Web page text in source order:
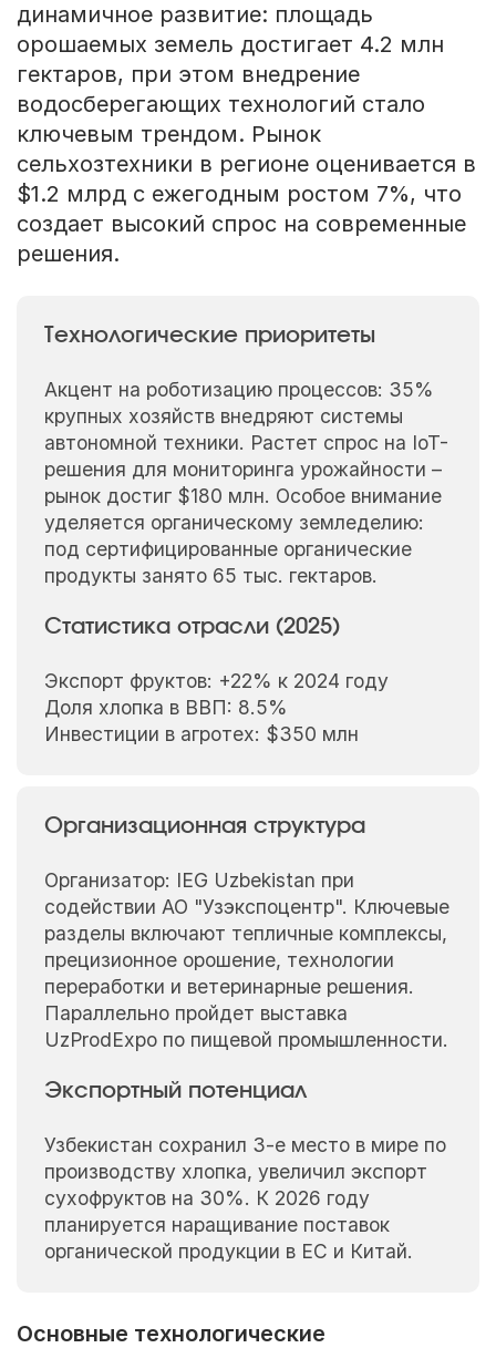
динамичное развитие: площадь
орошаемых земель достигает 4.2 млн
гектаров, при этом внедрение
водосберегающих технологий стало
ключевым трендом. Рынок
сельхозтехники в регионе оценивается в
$1.2 млрд с ежегодным ростом 7%, что
создает высокий спрос на современные
решения.
Технологические приоритеты
Акцент на роботизацию процессов: 35%
крупных хозяйств внедряют системы
автономной техники. Растет спрос на IoT-
решения для мониторинга урожайности –
рынок достиг $180 млн. Особое внимание
уделяется органическому земледелию:
под сертифицированные органические
продукты занято 65 тыс. гектаров.
Статистика отрасли (2025)
Экспорт фруктов: +22% к 2024 году
Доля хлопка в ВВП: 8.5%
Инвестиции в агротех: $350 млн
Организационная структура
Организатор: IEG Uzbekistan при
содействии АО "Узэкспоцентр". Ключевые
разделы включают тепличные комплексы,
прецизионное орошение, технологии
переработки и ветеринарные решения.
Параллельно пройдет выставка
UzProdExpo по пищевой промышленности.
Экспортный потенциал
Узбекистан сохранил 3-е место в мире по
производству хлопка, увеличил экспорт
сухофруктов на 30%. К 2026 году
планируется наращивание поставок
органической продукции в ЕС и Китай.
Основные технологические